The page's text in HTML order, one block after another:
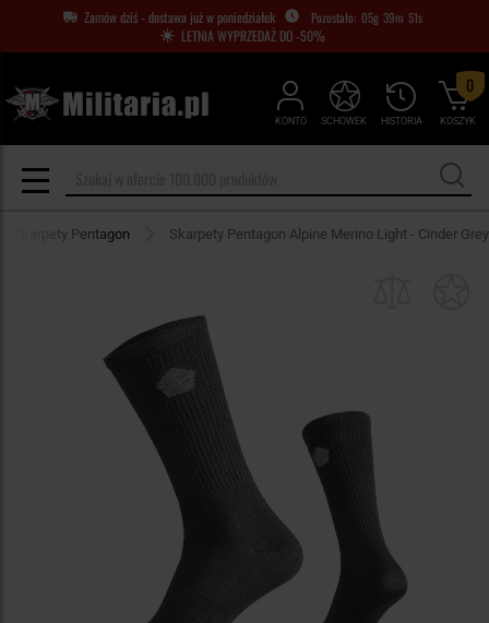
Zamów dziś - dostawa już w poniedziałek 05g 39m 50s
LETNIA WYPRZEDAŻ DO -50%
KONTO HISTORIA
SCHOWEK KOSZYK
0
Skarpety Pentagon Skarpety Pentagon Alpine Merino Light - Cinder Grey